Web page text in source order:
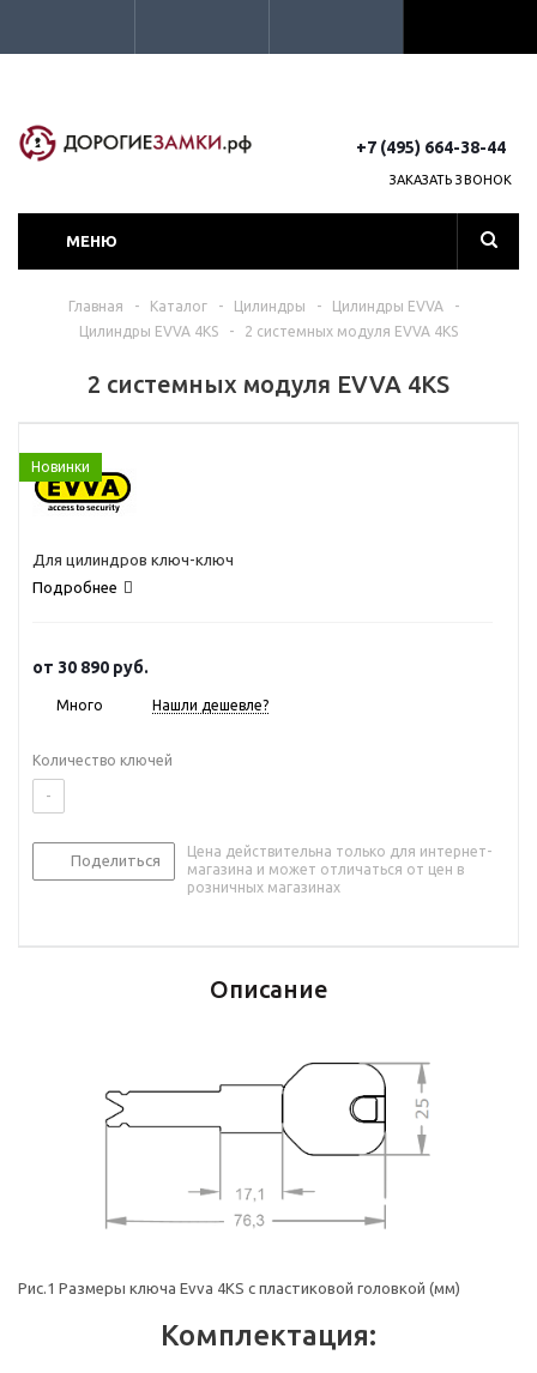
+7 (495) 664-38-44
ЗАКАЗАТЬ ЗВОНОК
МЕНЮ
Главная - Каталог - Цилиндры - Цилиндры EVVA
-
Цилиндры EVVA 4KS
- 2 системных модуля EVVA 4KS
2 системных модуля EVVA 4KS
Новинки
Для цилиндров ключ-ключ
Подробнее
от 30 890 руб.
Много Нашли дешевле?
Количество ключей
-
Поделиться
Цена действительна только для интернет-
магазина и может отличаться от цен в
розничных магазинах
Описание
Рис.1 Размеры ключа Evva 4KS с пластиковой головкой (мм)
Комплектация: